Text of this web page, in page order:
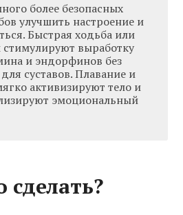
более безопасных
улучшить настроение и
Быстрая ходьба или
выработку
и эндорфинов без
суставов. Плавание и
активизируют тело и
эмоциональный